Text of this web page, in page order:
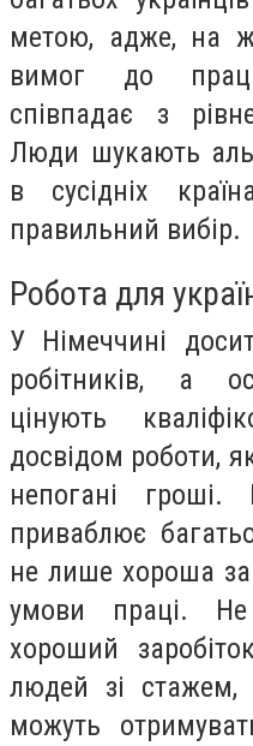
метою, адже, на
вимог до
співпадає з
Люди шукають
в сусідніх
правильний вибір.
Робота для
У Німеччині
робітників, а
цінують
досвідом роботи,
непогані гроші.
приваблює
не лише хороша
умови праці.
хороший
людей зі стажем,
можуть